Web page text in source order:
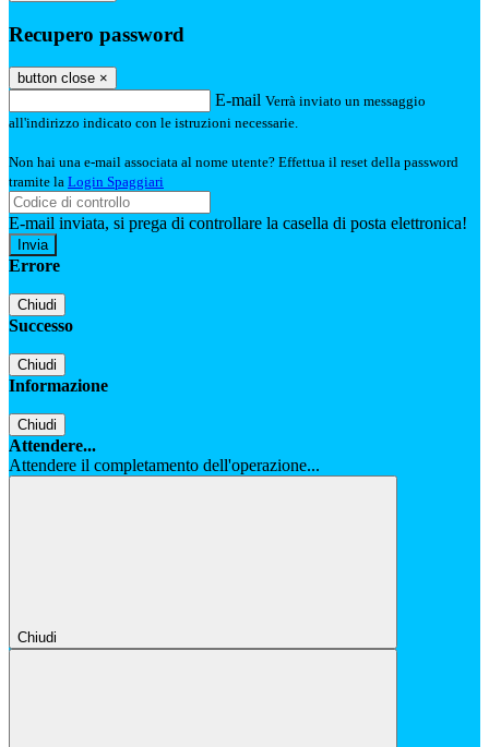
Recupero password
button close ×
E-mail Verrà inviato un messaggio
all'indirizzo indicato con le istruzioni necessarie.
Non hai una e-mail associata al nome utente? Effettua il reset della password
tramite la Login Spaggiari
E-mail inviata, si prega di controllare la casella di posta elettronica!
Errore
Chiudi
Successo
Chiudi
Informazione
Chiudi
Attendere...
Attendere il completamento dell'operazione...
Chiudi